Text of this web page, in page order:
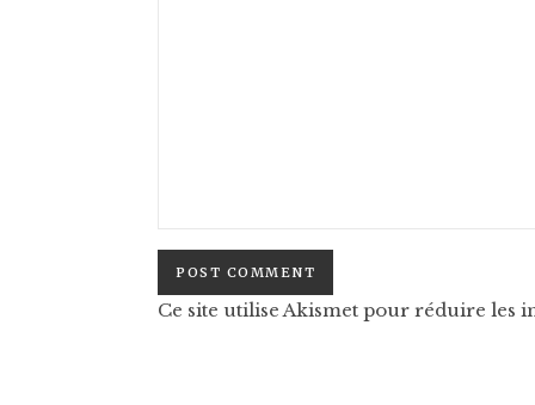
Ce site utilise Akismet pour réduire les